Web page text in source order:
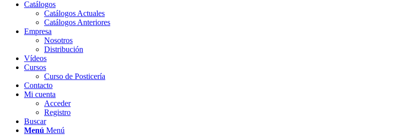
Catálogos
Catálogos Actuales
Catálogos Anteriores
Empresa
Nosotros
Distribución
Vídeos
Cursos
Curso de Posticería
Contacto
Mi cuenta
Acceder
Registro
Buscar
Menú Menú